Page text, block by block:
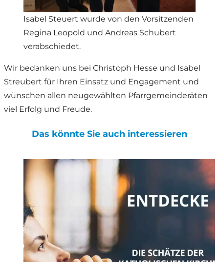
Isabel Steuert wurde von den Vorsitzenden
Regina Leopold und Andreas Schubert
verabschiedet.
Wir bedanken uns bei Christoph Hesse und Isabel
Streubert für Ihren Einsatz und Engagement und
wünschen allen neugewählten Pfarrgemeinderäten
viel Erfolg und Freude.
Das könnte Sie auch interessieren